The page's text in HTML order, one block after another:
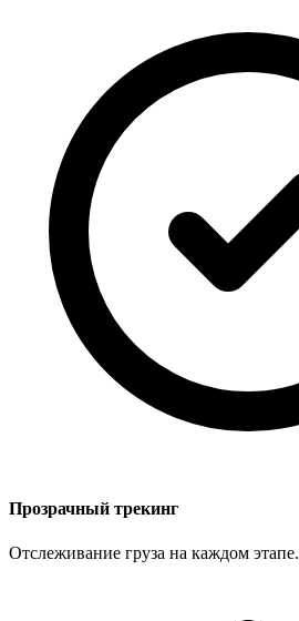
Прозрачный трекинг
Отслеживание груза на каждом этапе.